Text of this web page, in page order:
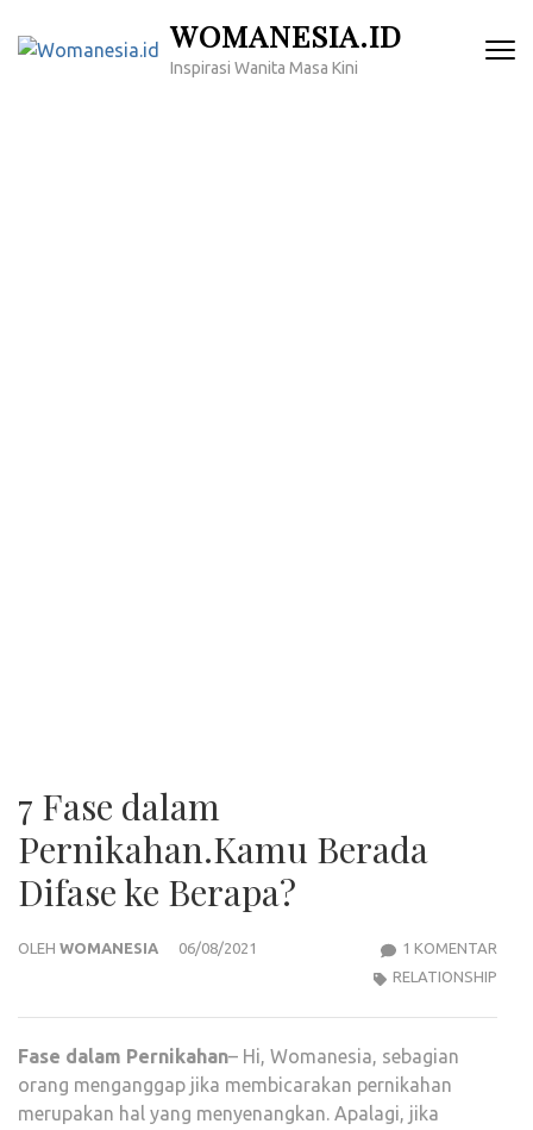
WOMANESIA.ID
Inspirasi Wanita Masa Kini
7 Fase dalam
Pernikahan.Kamu Berada
Difase ke Berapa?
OLEH WOMANESIA 06/08/2021 1 KOMENTAR
RELATIONSHIP
Fase dalam Pernikahan– Hi, Womanesia, sebagian
orang menganggap jika membicarakan pernikahan
merupakan hal yang menyenangkan. Apalagi, jika